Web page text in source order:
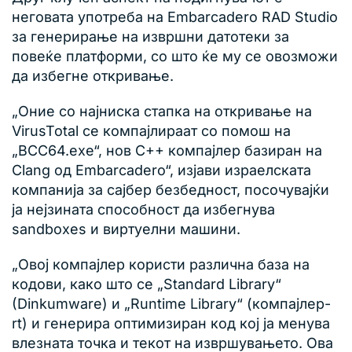
неговата употреба на Embarcadero RAD Studio
за генерирање на извршни датотеки за
повеќе платформи, со што ќе му се овозможи
да избегне откривање.
„Оние со најниска стапка на откривање на
VirusTotal се компајлираат со помош на
„BCC64.exe“, нов C++ компајлер базиран на
Clang од Embarcadero“, изјави израелската
компанија за сајбер безбедност, посочувајќи
ја нејзината способност да избегнува
sandboxes и виртуелни машини.
„Овој компајлер користи различна база на
кодови, како што се „Standard Library“
(Dinkumware) и „Runtime Library“ (компајлер-
rt) и генерира оптимизиран код кој ја менува
влезната точка и текот на извршувањето. Ова